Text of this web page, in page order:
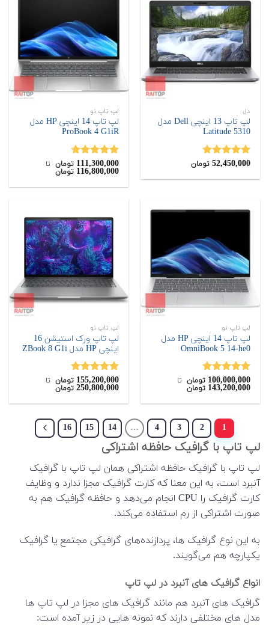
دل
لپ تاپ 13 اینچی Dell مدل
Latitude 5310
نمره5.00
52,450,000 تومان
لپ تاپ نو
لپ تاپ 14 اینچی HP مدل
ProBook 4 G1iR
نمره4.67
از 5
111,300,000 تومان ‌ تا ‌
116,800,000 تومان
لپ تاپ نو
لپ تاپ 14 اینچی HP مدل
OmniBook 5 14-he0
نمره5.00
از 5
100,000,000 تومان ‌ تا ‌
143,200,000 تومان
لپ تاپ نو
لپ تاپ ورک استیشن 16
اینچی HP مدل ZBook 8 G1i
نمره5.00
از 5
155,200,000 تومان ‌ تا ‌
250,800,000 تومان
1
2
3
4
…
14
15
16
لپ تاپ با گرافیک حافظه اشتراکی
لپ تاپ با گرافیک حافظه اشتراکی همان لپ تاپ با گرافیک
آنبرد است، به این معنا که کارت گرافیک مجزا ندارد و وظایف
کارت گرافیک را CPU انجام می‌دهد و حافظه گرافیک هم به
صورت اشتراکی از رم استفاده می‌کند.
به این نوع گرافیک ها، پردازنده‌های گرافیکی مجتمع یا گرافیک
یکپارچه هم می‌گویند.
انواع گرافیک های آنبرد در لپ تاپ
گرافیک های آنبرد هم مانند گرافیک های مجزا در لپ تاپ ها
مدل های مختلفی دارند که نمونه هایی در زیر آمده است: